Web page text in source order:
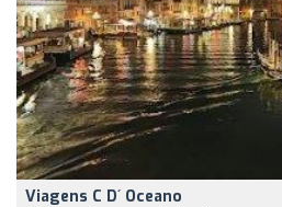
Viagens C D´ Oceano